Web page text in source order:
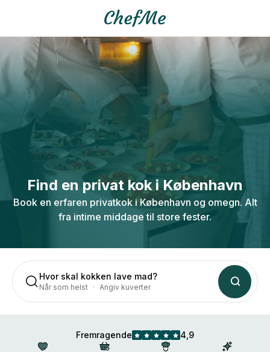
Find en privat kok i København
Book en erfaren privatkok i København og omegn. Alt
fra intime middage til store fester.
Hvor skal kokken lave mad?
Når som helst Angiv kuverter
Fremragende 4,9